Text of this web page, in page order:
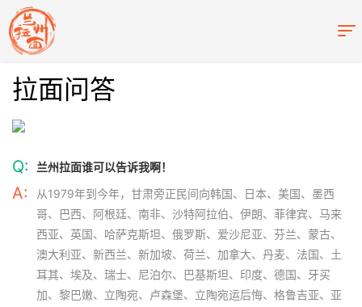
拉面问答
Q: 兰州拉面谁可以告诉我啊！
A:
从1979年到今年，甘肃旁正民间向韩国、日本、美国、墨西
哥、巴西、阿根廷、南非、沙特阿拉伯、伊朗、菲律宾、马来
西亚、英国、哈萨克斯坦、俄罗斯、爱沙尼亚、芬兰、蒙古、
澳大利亚、新西兰、新加坡、荷兰、加拿大、丹麦、法国、土
耳其、埃及、瑞士、尼泊尔、巴基斯坦、印度、德国、牙买
加、黎巴嫩、立陶宛、卢森堡、立陶宛运后悔、格鲁吉亚、亚